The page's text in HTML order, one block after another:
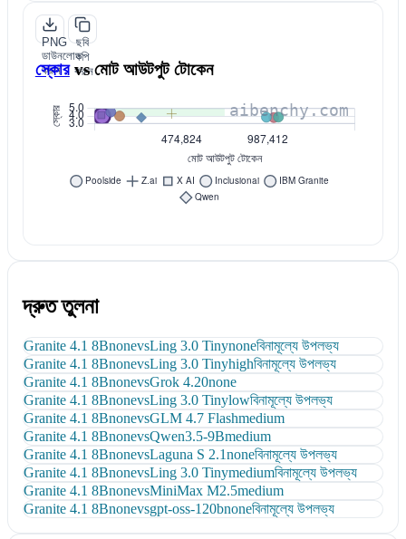
PNG
ডাউনলোড
করুন
ছবি
কপি
করুন
স্কোর vsমোট আউটপুট টোকেন
দ্রুত তুলনা
Granite 4.1 8BnonevsLing 3.0 Tinynoneবিনামূল্যে উপলভ্য
Granite 4.1 8BnonevsLing 3.0 Tinyhighবিনামূল্যে উপলভ্য
Granite 4.1 8BnonevsGrok 4.20none
Granite 4.1 8BnonevsLing 3.0 Tinylowবিনামূল্যে উপলভ্য
Granite 4.1 8BnonevsGLM 4.7 Flashmedium
Granite 4.1 8BnonevsQwen3.5-9Bmedium
Granite 4.1 8BnonevsLaguna S 2.1noneবিনামূল্যে উপলভ্য
Granite 4.1 8BnonevsLing 3.0 Tinymediumবিনামূল্যে উপলভ্য
Granite 4.1 8BnonevsMiniMax M2.5medium
Granite 4.1 8Bnonevsgpt-oss-120bnoneবিনামূল্যে উপলভ্য